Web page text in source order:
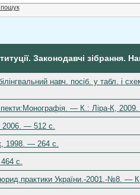
Законодавчі зібрання.
навч. посіб. у табл. і
— К.: Ліра-К,
2006. — 512 c.
1998. — 264 c.
с.
юрид.практики України.-2001.-№8.